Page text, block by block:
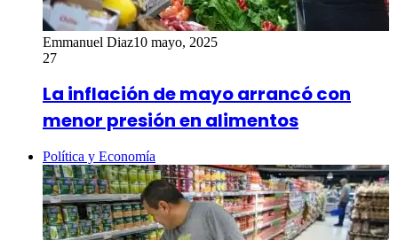
Emmanuel Diaz10 mayo, 2025
27
La inflación de mayo arrancó con
menor presión en alimentos
Política y Economía